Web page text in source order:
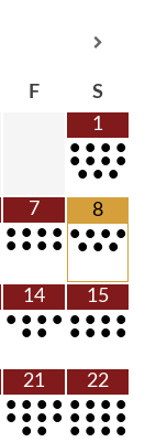
F
S
1
• • • •
• • • •
• • •
7
• • • •
• • • •
8
• • • •
• • •
14
• • • •
• •
15
• • • •
• • • •
21
• • • •
• • • •
• •
22
• • • •
• • • •
• • • •